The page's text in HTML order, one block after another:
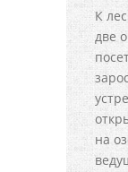
К
две
на